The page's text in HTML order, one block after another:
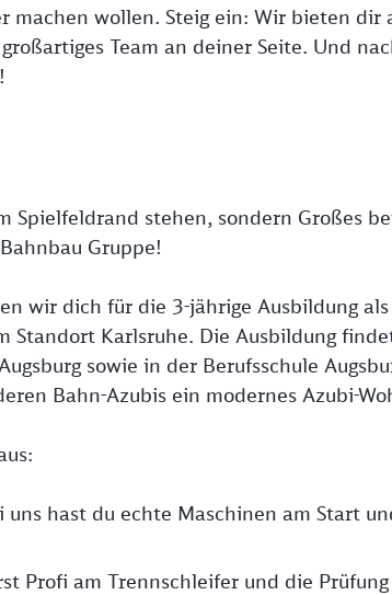
machen wollen. Steig ein: Wir bieten
Team an deiner Seite. Und
Spielfeldrand stehen, sondern Großes
Gruppe!
wir dich für die 3-jährige Ausbildung
Standort Karlsruhe. Die Ausbildung
sowie in der Berufsschule
Bahn-Azubis ein modernes Azubi-
hast du echte Maschinen am Start
Profi am Trennschleifer und die